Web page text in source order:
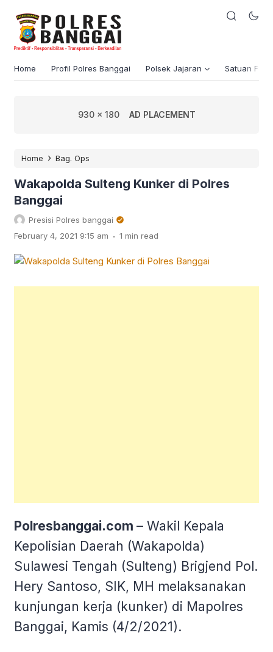
Home Profil Polres Banggai Polsek Jajaran Satuan
930 x 180 AD PLACEMENT
Home › Bag. Ops
Wakapolda Sulteng Kunker di Polres
Banggai
Presisi Polres banggai
February 4, 2021 9:15 am . 1 min read
Polresbanggai.com – Wakil Kepala
Kepolisian Daerah (Wakapolda)
Sulawesi Tengah (Sulteng) Brigjend Pol.
Hery Santoso, SIK, MH melaksanakan
kunjungan kerja (kunker) di Mapolres
Banggai, Kamis (4/2/2021).